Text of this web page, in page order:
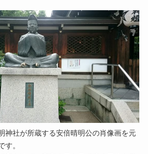
神社が所蔵する安倍晴明公の肖像画を元
す。